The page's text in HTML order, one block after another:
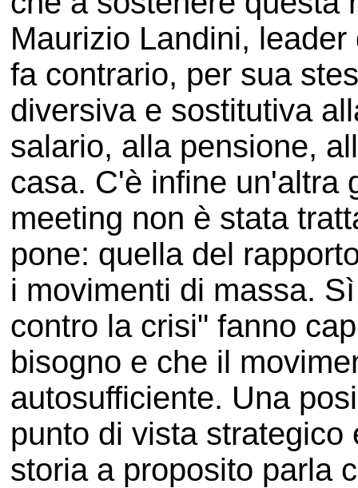
Maurizio Landini,
fa contrario, per sua
diversiva e sostitutiva
salario, alla pensione,
casa. C'è infine un'altra
meeting non è stata
pone: quella del
i movimenti di massa.
contro la crisi" fanno
bisogno e che il
autosufficiente. Una
punto di vista
storia a proposito parla